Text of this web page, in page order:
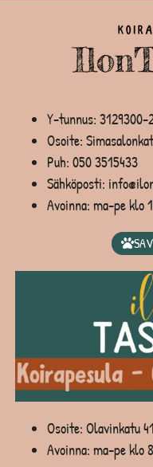
Y-tunnus: 3129300-
Osoite:
Puh: 050 3515433
Sähköposti:
Avoinna: ma-pe klo
Osoite: Olavinkatu
Avoinna: ma-pe klo